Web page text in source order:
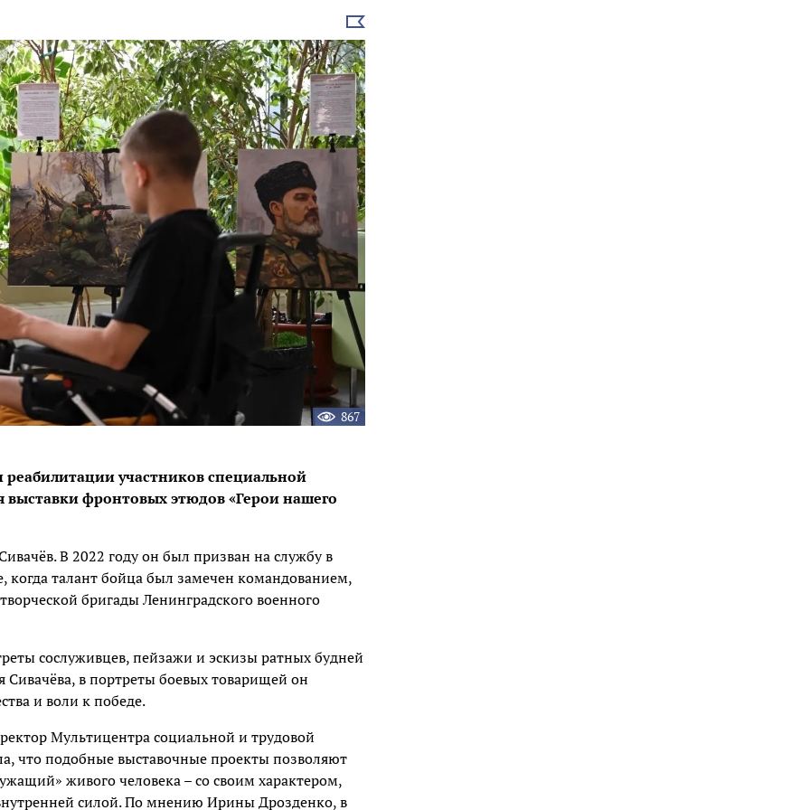
Выбрать
новость
867
участников специальной
выставки фронтовых этюдов «Герои нашего
В 2022 году он был призван на службу в
талант бойца был замечен командованием,
бригады Ленинградского военного
сослуживцев, пейзажи и эскизы ратных будней
в портреты боевых товарищей он
и воли к победе.
Мультицентра социальной и трудовой
что подобные выставочные проекты позволяют
живого человека – со своим характером,
силой. По мнению Ирины Дрозденко, в